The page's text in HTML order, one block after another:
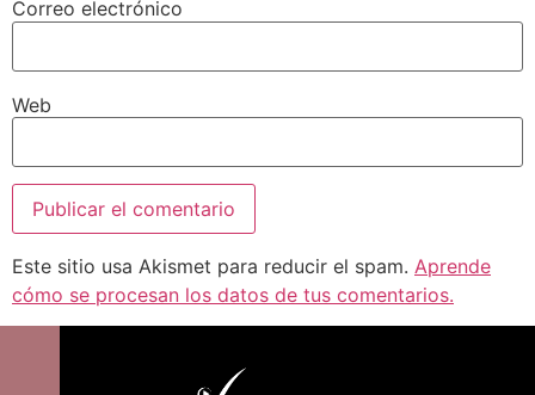
Correo electrónico
Web
Este sitio usa Akismet para reducir el spam. Aprende
cómo se procesan los datos de tus comentarios.